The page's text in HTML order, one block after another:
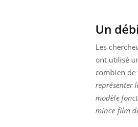
Un
Les
ont utilisé
combien de
représenter
modèle
mince film
Insuline & Charge